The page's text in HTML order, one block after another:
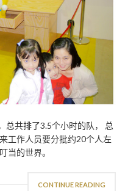
总共排了3.5个小时的队， 总
工作人员要分批约20个人左
当的世界。
CONTINUE READING